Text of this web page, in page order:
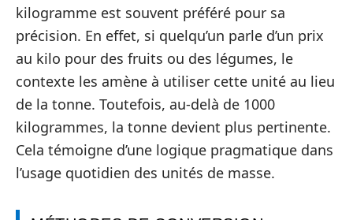
kilogramme est souvent préféré pour sa
précision. En effet, si quelqu’un parle d’un prix
au kilo pour des fruits ou des légumes, le
contexte les amène à utiliser cette unité au lieu
de la tonne. Toutefois, au-delà de 1000
kilogrammes, la tonne devient plus pertinente.
Cela témoigne d’une logique pragmatique dans
l’usage quotidien des unités de masse.